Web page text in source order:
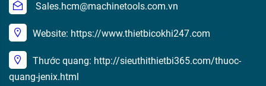
Sales.hcm@machinetools.com.vn
Website: https://www.thietbicokhi247.com
Thước quang: http://sieuthithietbi365.com/thuoc-
quang-jenix.html